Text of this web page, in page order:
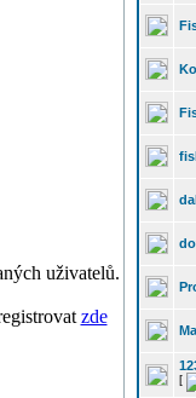
uživatelů.
zde
[